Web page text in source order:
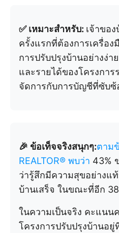
✅ เหมาะสำหรับ: เจ้าขอ
ครั้งแรกที่ต้องการเครื่อ
การปรับปรุงบ้านอย่างง่า
และรายได้ของโครงการ
จัดการกับการบัญชีที่ซับซ้
🎉 ข้อเท็จจริงสนุกๆ:ตาม
REALTOR® พบว่า 43%
ว่ารู้สึกมีความสุขอย่างแ
บ้านเสร็จ ในขณะที่อีก
ในความเป็นจริง คะแนน
โครงการปรับปรุงบ้านอ